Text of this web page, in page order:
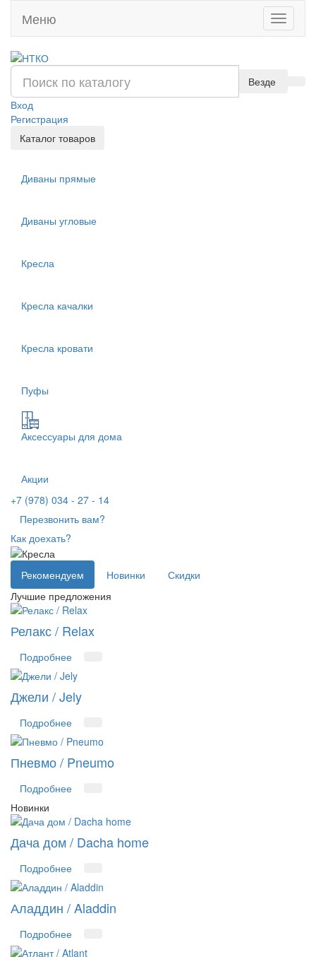
Toggle
Меню
Везде
Вход
Регистрация
Каталог товаров
Диваны прямые
Диваны угловые
Кресла
Кресла качалки
Кресла кровати
Пуфы
Аксессуары для дома
Акции
+7 (978) 034 - 27 - 14
Перезвонить вам?
Как доехать?
Рекомендуем Новинки
Скидки
Лучшие предложения
Релакс / Relax
Подробнее
Джели / Jely
Подробнее
Пневмо / Pneumo
Подробнее
Новинки
Дача дом / Dacha home
Подробнее
Аладдин / Aladdin
Подробнее